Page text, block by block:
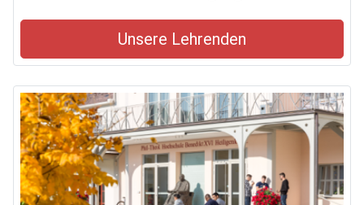
Unsere Lehrenden